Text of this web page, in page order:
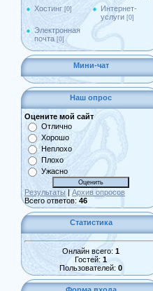
Хостинг [0]
Интернет-
услуги [0]
Электронная
почта [0]
Мини-чат
Наш опрос
Оцените мой сайт
Отлично
Хорошо
Неплохо
Плохо
Ужасно
Результаты | Архив опросов
Всего ответов: 46
Статистика
Онлайн всего: 1
Гостей: 1
Пользователей: 0